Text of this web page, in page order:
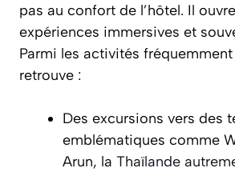
pas au confort de l’hôtel. Il
expériences immersives et
Parmi les activités
retrouve :
Des excursions vers des
emblématiques comme
Arun, la Thaïlande